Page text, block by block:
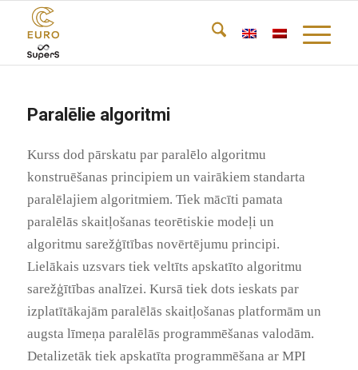
Paralēlie algoritmi
Kurss dod pārskatu par paralēlo algoritmu
konstruēšanas principiem un vairākiem standarta
paralēlajiem algoritmiem. Tiek mācīti pamata
paralēlās skaitļošanas teorētiskie modeļi un
algoritmu sarežģītības novērtējumu principi.
Lielākais uzsvars tiek veltīts apskatīto algoritmu
sarežģītības analīzei. Kursā tiek dots ieskats par
izplatītākajām paralēlās skaitļošanas platformām un
augsta līmeņa paralēlās programmēšanas valodām.
Detalizetāk tiek apskatīta programmēšana ar MPI